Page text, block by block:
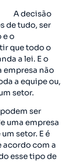
A decisão
de tudo, ser
e o
que todo o
a lei. E o
empresa não
a equipe ou,
setor.
ser
uma empresa
setor. E é
acordo com a
esse tipo de